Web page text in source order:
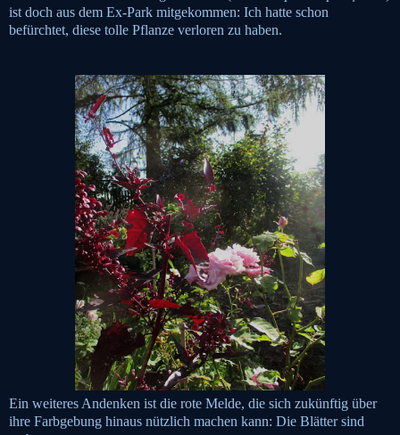
ist doch aus dem Ex-Park mitgekommen: Ich hatte schon
befürchtet, diese tolle Pflanze verloren zu haben.
Ein weiteres Andenken ist die rote Melde, die sich zukünftig über
ihre Farbgebung hinaus nützlich machen kann: Die Blätter sind